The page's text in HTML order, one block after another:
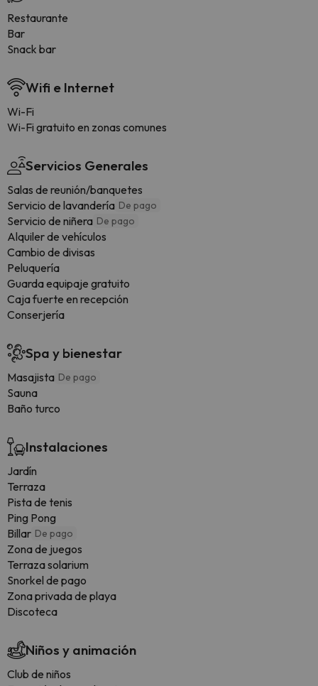
Restaurante
Bar
Snack bar
Wifi e Internet
Wi-Fi
Wi-Fi gratuito en zonas comunes
Servicios Generales
Salas de reunión/banquetes
Servicio de lavandería De pago
Servicio de niñera De pago
Alquiler de vehículos
Cambio de divisas
Peluquería
Guarda equipaje gratuito
Caja fuerte en recepción
Conserjería
Spa y bienestar
Masajista De pago
Sauna
Baño turco
Instalaciones
Jardín
Terraza
Pista de tenis
Ping Pong
Billar De pago
Zona de juegos
Terraza solarium
Snorkel de pago
Zona privada de playa
Discoteca
Niños y animación
Club de niños